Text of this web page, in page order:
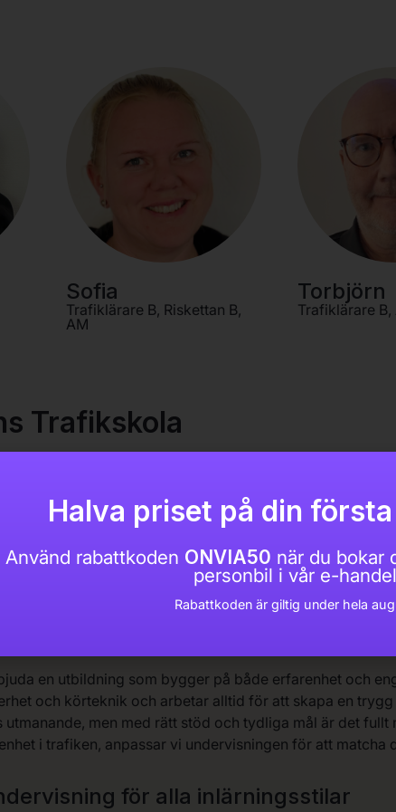
Sofia
Trafiklärare B, Riskettan B,
AM
Torbjörn
Trafiklärare B,
Trafikskola
är en del av On Via
där din resa mot ett körkort börjar och där målet är
och ansvarsfull förare. Med fokus på kvalitet och
och känna sig säkra bakom ratten. Här står du
teorilektionen till det efterlängtade körkortet.
sätter eleven i fokus
en utbildning som bygger på både erfarenhet och
och körteknik och arbetar alltid för att skapa en
utmanande, men med rätt stöd och tydliga mål är det
i trafiken, anpassar vi undervisningen för att matcha
för alla inlärningsstilar
Halva priset på din
Använd rabattkoden ONVIA50 när du bokar
personbil i vår e-
Rabattkoden är giltig under hela